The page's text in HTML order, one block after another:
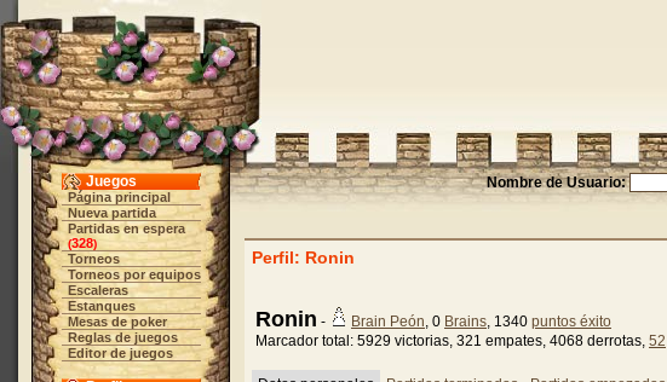
Juegos
Página principal
Nueva partida
Partidas en espera
(328)
Torneos
Torneos por equipos
Escaleras
Estanques
Mesas de poker
Reglas de juegos
Editor de juegos
Nombre de Usuario:
Perfil: Ronin
Ronin - Brain Peón, 0 Brains, 1340 puntos éxito
Marcador total: 5929 victorias, 321 empates, 4068 derrotas, 52